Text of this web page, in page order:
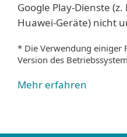
Google Play-Dienste
Huawei-Geräte) nicht
* Die Verwendung einiger
Version des
Mehr erfahren